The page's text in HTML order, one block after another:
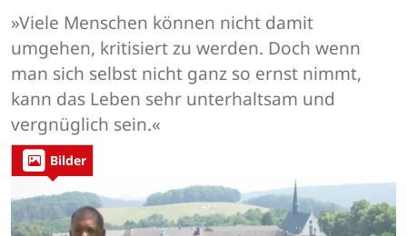
»Viele Menschen können nicht damit
umgehen, kritisiert zu werden. Doch wenn
man sich selbst nicht ganz so ernst nimmt,
kann das Leben sehr unterhaltsam und
vergnüglich sein.«
Bilder